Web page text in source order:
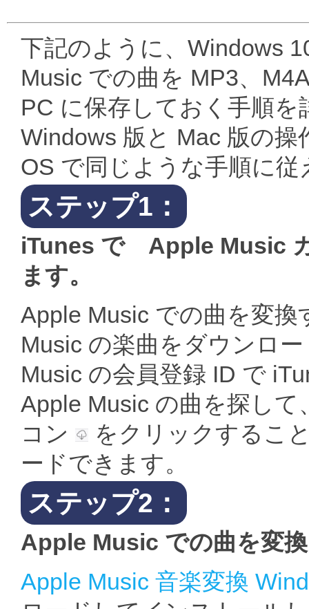
下記のように、Windows
Music での曲を MP3、
PC に保存しておく手順
Windows 版と Mac 版の
OS で同じような手順に
ステップ1：
iTunes で Apple Music
ます。
Apple Music での曲を変
Music の楽曲をダウンロ
Music の会員登録 ID で
Apple Music の曲を探し
コン
をクリックするこ
ードできます。
ステップ2：
Apple Music での曲を変
Apple Music 音楽変換